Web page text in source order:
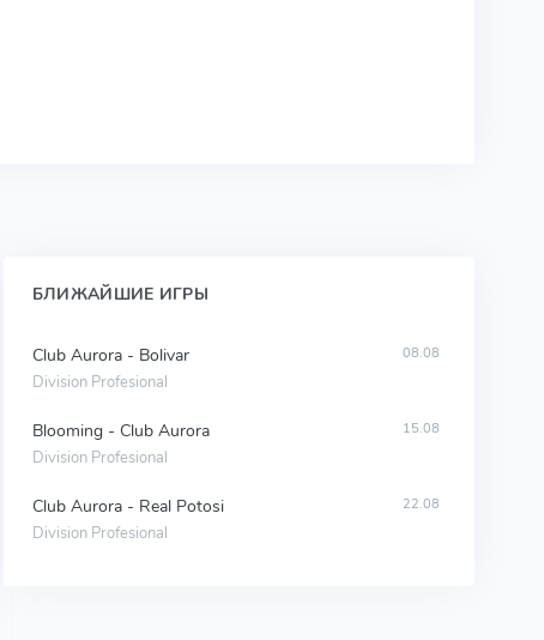
БЛИЖАЙШИЕ ИГРЫ
Club Aurora - Bolivar
Division Profesional
08.08
Blooming - Club Aurora
Division Profesional
15.08
Club Aurora - Real Potosi
Division Profesional
22.08